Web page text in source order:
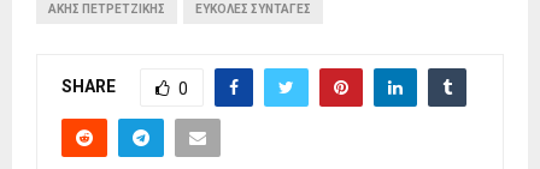
ΆΚΗΣ ΠΕΤΡΕΤΖΊΚΗΣ ΕΎΚΟΛΕΣ ΣΥΝΤΑΓΈΣ
SHARE 0